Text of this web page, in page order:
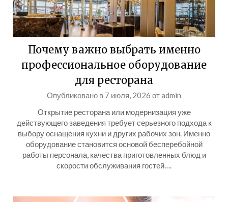
Почему важно выбрать именно
профессиональное оборудование
для ресторана
Опубликовано в 7 июля, 2026 отadmin
Открытие ресторана или модернизация уже
действующего заведения требует серьезного подхода к
выбору оснащения кухни и других рабочих зон. Именно
оборудование становится основой бесперебойной
работы персонала, качества приготовленных блюд и
скорости обслуживания гостей….